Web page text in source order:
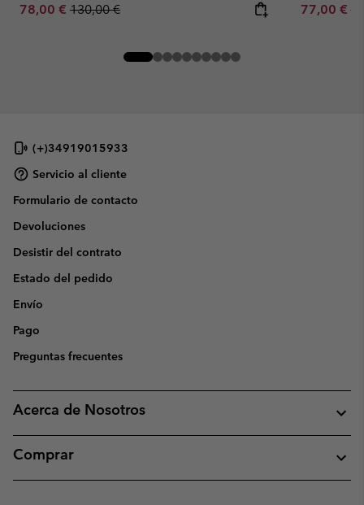
Sale price:
78,00 € Regular price:
130,00 € Sale price:
77,00 €
(+)34919015933
Servicio al cliente
Formulario de contacto
Devoluciones
Desistir del contrato
Estado del pedido
Envío
Pago
Preguntas frecuentes
Acerca de Nosotros
Comprar